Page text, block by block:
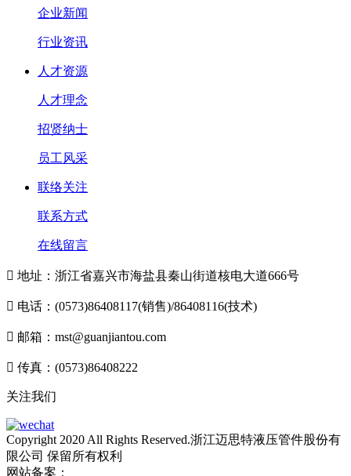
企业新闻
行业资讯
人才资源
人才理念
招贤纳士
员工风采
联络关注
联系方式
在线留言
 地址：浙江省嘉兴市海盐县秦山街道核电大道666号
 电话：(0573)86408117(销售)/86408116(技术)
 邮箱：mst@guanjiantou.com
 传真：(0573)86408222
关注我们
Copyright 2020 All Rights Reserved.浙江迈思特液压管件股份有
限公司 保留所有权利
网站备案：